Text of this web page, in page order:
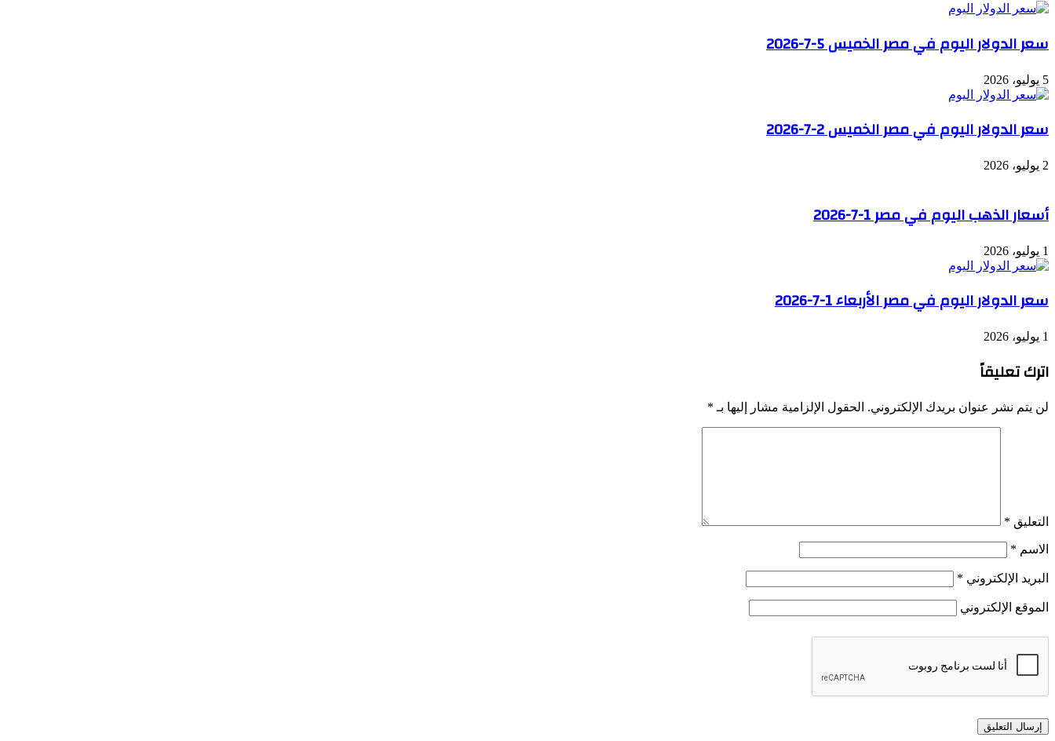
سعر الدولار اليوم في مصر الخميس 5-7-2026
5 يوليو، 2026
سعر الدولار اليوم في مصر الخميس 2-7-2026
2 يوليو، 2026
أسعار الذهب اليوم في مصر 1-7-2026
1 يوليو، 2026
سعر الدولار اليوم في مصر الأربعاء 1-7-2026
1 يوليو، 2026
اترك تعليقاً
لن يتم نشر عنوان بريدك الإلكتروني. الحقول الإلزامية مشار إليها بـ *
التعليق *
الاسم *
البريد الإلكتروني *
الموقع الإلكتروني